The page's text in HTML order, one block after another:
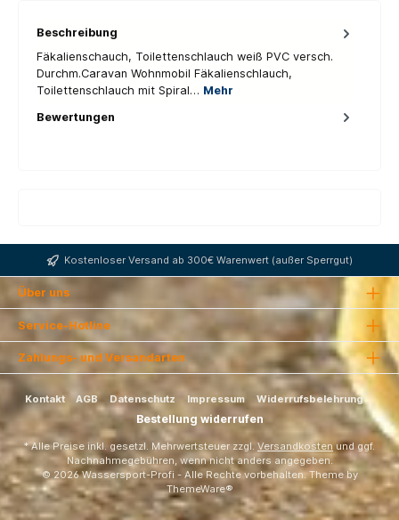
Beschreibung
Fäkalienschauch, Toilettenschlauch weiß PVC versch.
Durchm.Caravan Wohnmobil Fäkalienschlauch,
Toilettenschlauch mit Spiral… Mehr
Bewertungen
Kostenloser Versand ab 300€ Warenwert (außer Sperrgut)
Über uns
Service-Hotline
Zahlungs- und Versandarten
Kontakt AGB Datenschutz Impressum Widerrufsbelehrung
Bestellung widerrufen
* Alle Preise inkl. gesetzl. Mehrwertsteuer zzgl. Versandkostenund ggf.
Nachnahmegebühren, wenn nicht anders angegeben.
© 2026 Wassersport-Profi - Alle Rechte vorbehalten. Theme by
ThemeWare®